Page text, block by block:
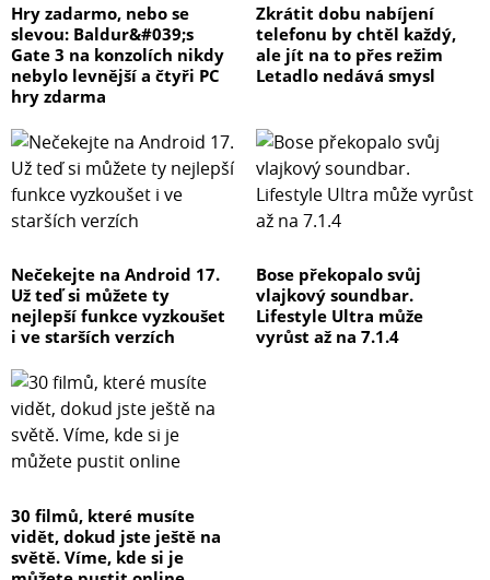
Hry zadarmo, nebo se
slevou: Baldur&#039;s
Gate 3 na konzolích nikdy
nebylo levnější a čtyři PC
hry zdarma
Zkrátit dobu nabíjení
telefonu by chtěl každý,
ale jít na to přes režim
Letadlo nedává smysl
Nečekejte na Android 17.
Už teď si můžete ty
nejlepší funkce vyzkoušet
i ve starších verzích
Bose překopalo svůj
vlajkový soundbar.
Lifestyle Ultra může
vyrůst až na 7.1.4
30 filmů, které musíte
vidět, dokud jste ještě na
světě. Víme, kde si je